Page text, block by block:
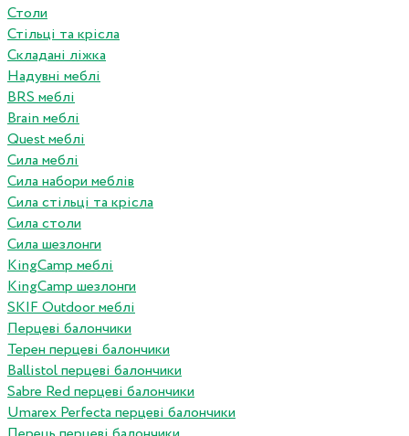
Столи
Стільці та крісла
Складані ліжка
Надувні меблі
BRS меблі
Brain меблі
Quest меблі
Сила меблі
Сила набори меблів
Сила стільці та крісла
Сила столи
Сила шезлонги
KingCamp меблі
KingCamp шезлонги
SKIF Outdoor меблі
Перцеві балончики
Терен перцеві балончики
Ballistol перцеві балончики
Sabre Red перцеві балончики
Umarex Perfecta перцеві балончики